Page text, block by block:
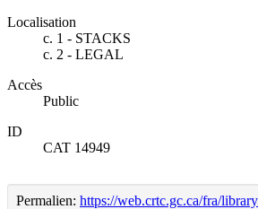
Localisation
c. 1 - STACKS
c. 2 - LEGAL
Accès
Public
ID
CAT 14949
Permalien: https://web.crtc.gc.ca/fra/